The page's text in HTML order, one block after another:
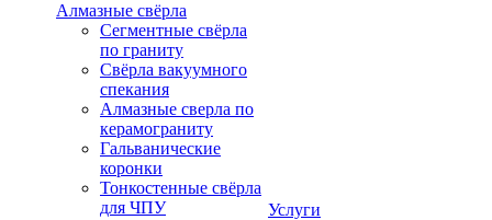
Алмазные свёрла
Сегментные свёрла
по граниту
Свёрла вакуумного
спекания
Алмазные сверла по
керамограниту
Гальванические
коронки
Тонкостенные свёрла
для ЧПУ
Услуги